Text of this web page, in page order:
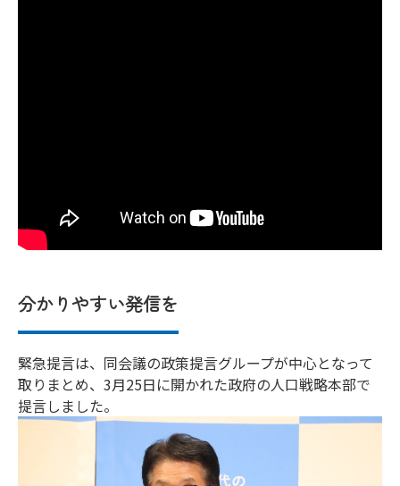
分かりやすい発信を
緊急提言は、同会議の政策提言グループが中心となって
取りまとめ、3月25日に開かれた政府の人口戦略本部で
提言しました。